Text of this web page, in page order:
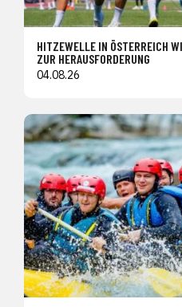
HITZEWELLE IN ÖSTERREICH
ZUR HERAUSFORDERUNG
04.08.26